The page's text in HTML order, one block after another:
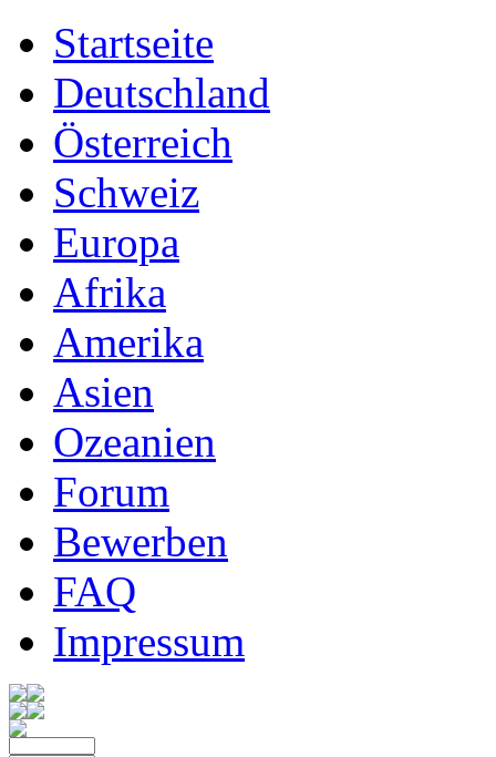
Startseite
Deutschland
Österreich
Schweiz
Europa
Afrika
Amerika
Asien
Ozeanien
Forum
Bewerben
FAQ
Impressum